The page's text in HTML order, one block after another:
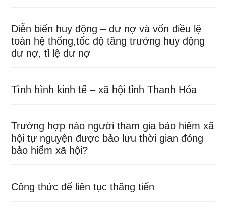
Diễn biến huy động – dư nợ và vốn điều lệ
toàn hệ thống,tốc độ tăng trưởng huy động
dư nợ, tỉ lệ dư nợ
Tình hình kinh tế – xã hội tỉnh Thanh Hóa
Trường hợp nào người tham gia bảo hiểm xã
hội tự nguyện được bảo lưu thời gian đóng
bảo hiểm xã hội?
Công thức để liên tục thăng tiến